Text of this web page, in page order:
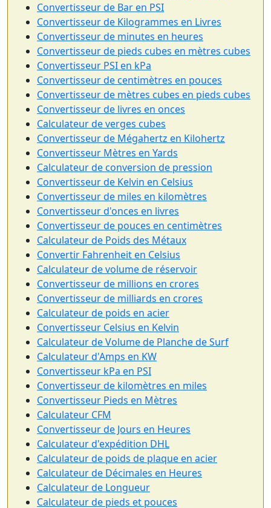
Convertisseur de Bar en PSI
Convertisseur de Kilogrammes en Livres
Convertisseur de minutes en heures
Convertisseur de pieds cubes en mètres cubes
Convertisseur PSI en kPa
Convertisseur de centimètres en pouces
Convertisseur de mètres cubes en pieds cubes
Convertisseur de livres en onces
Calculateur de verges cubes
Convertisseur de Mégahertz en Kilohertz
Convertisseur Mètres en Yards
Calculateur de conversion de pression
Convertisseur de Kelvin en Celsius
Convertisseur de miles en kilomètres
Convertisseur d'onces en livres
Convertisseur de pouces en centimètres
Calculateur de Poids des Métaux
Convertir Fahrenheit en Celsius
Calculateur de volume de réservoir
Convertisseur de millions en crores
Convertisseur de milliards en crores
Calculateur de poids en acier
Convertisseur Celsius en Kelvin
Calculateur de Volume de Planche de Surf
Calculateur d'Amps en KW
Convertisseur kPa en PSI
Convertisseur de kilomètres en miles
Convertisseur Pieds en Mètres
Calculateur CFM
Convertisseur de Jours en Heures
Calculateur d'expédition DHL
Calculateur de poids de plaque en acier
Calculateur de Décimales en Heures
Calculateur de Longueur
Calculateur de pieds et pouces